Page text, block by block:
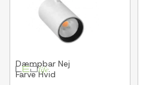
Dæmpbar Nej
FarveHvid